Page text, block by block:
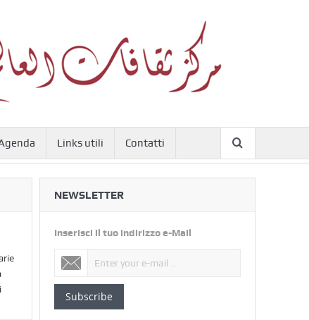
Links utili Contatti
NEWSLETTER
Inserisci il tuo indirizzo e-Mail
Subscribe